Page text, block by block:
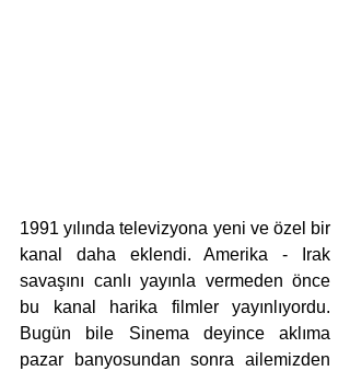
1991 yılında televizyona yeni ve özel bir
kanal daha eklendi. Amerika - Irak
savaşını canlı yayınla vermeden önce
bu kanal harika filmler yayınlıyordu.
Bugün bile Sinema deyince aklıma
pazar banyosundan sonra ailemizden